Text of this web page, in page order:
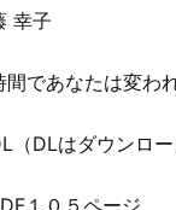
幸子
であなたは変わ
DLはダウンロー
１０５ページ